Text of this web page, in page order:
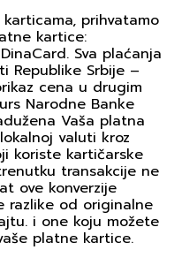
prihvatamo
kartice:
Sva plaćanja
Republike Srbije –
cena u drugim
Narodne Banke
Vaša platna
valuti kroz
koriste kartičarske
transakcije ne
ove konverzije
razlike od originalne
i one koju možete
platne kartice.